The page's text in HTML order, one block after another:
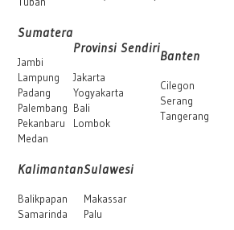
Sumatera
Jambi
Lampung
Padang
Palembang
Pekanbaru
Medan
Provinsi Sendiri
Jakarta
Yogyakarta
Bali
Lombok
Banten
Cilegon
Serang
Tangerang
Kalimantan
Balikpapan
Samarinda
Sulawesi
Makassar
Palu